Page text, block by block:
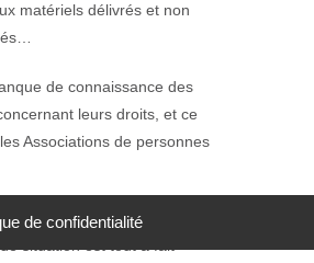
matériels délivrés et non
de connaissance des
leurs droits, et ce
Associations de personnes
des personnes handicapées
de confidentialité